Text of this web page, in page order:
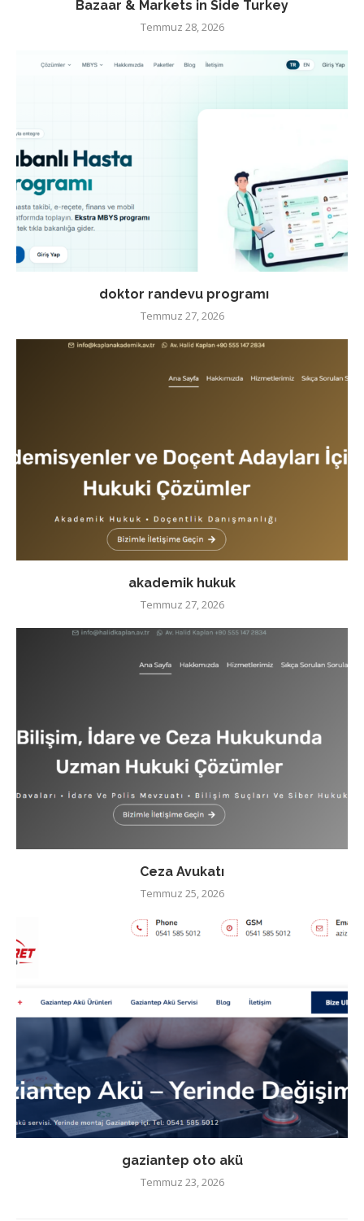
Bazaar & Markets in Side Turkey
Temmuz 28, 2026
doktor randevu programı
Temmuz 27, 2026
akademik hukuk
Temmuz 27, 2026
Ceza Avukatı
Temmuz 25, 2026
gaziantep oto akü
Temmuz 23, 2026